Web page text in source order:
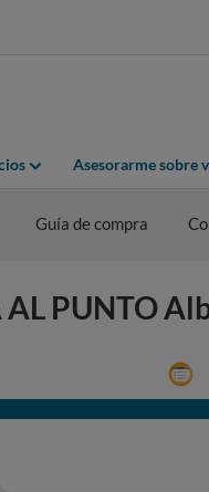
Asesorarme sobre
Guía de compra
PUNTO